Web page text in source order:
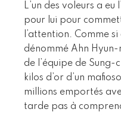
L’un des voleurs a
pour lui pour
l’attention. Comme
dénommé Ahn Hyun-
de l’équipe de
kilos d’or d’un
millions emportés
tarde pas à